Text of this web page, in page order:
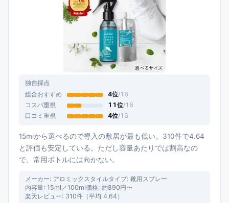
独自採点
総合おすすめ 4位/16
コスパ重視
11 位/16
口コミ重視
4位/16
15mlから選べるので導入の敷居が最も低い。310件で4.64
と評価も安定している。ただし容量あたりでは割高なの
で、常用ボトルには向かない。
メーカー: アロミックスタイルタイプ: 靴用スプレー
内容量: 15ml／100ml価格: 約890円〜
楽天レビュー: 310件（平均 4.64）